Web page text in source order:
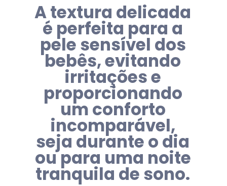
A textura delicada
é perfeita para a
pele sensível dos
bebês, evitando
irritações e
proporcionando
um conforto
incomparável,
seja durante o dia
ou para uma noite
tranquila de sono.